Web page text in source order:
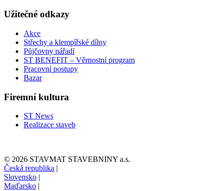
Užitečné odkazy
Akce
Střechy a klempířské dílny
Půjčovny nářadí
ST BENEFIT – Věrnostní program
Pracovní postupy
Bazar
Firemní kultura
ST News
Realizace staveb
© 2026 STAVMAT STAVEBNINY a.s.
Česká republika
Slovensko
Maďarsko